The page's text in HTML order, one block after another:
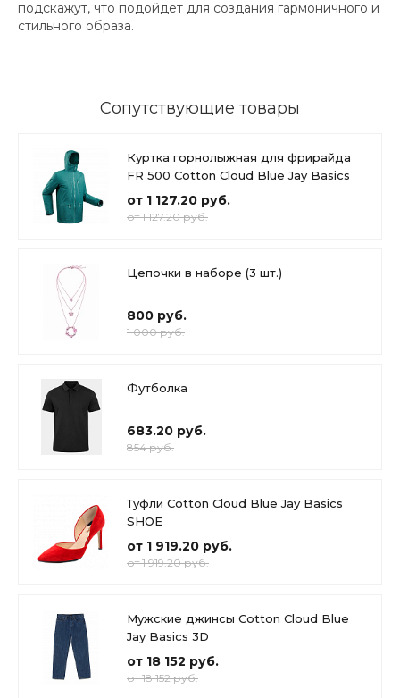
подскажут, что подойдет для создания гармоничного и
стильного образа.
Сопутствующие товары
Куртка горнолыжная для фрирайда
FR 500 Cotton Cloud Blue Jay Basics
от 1 127.20 руб.
от 1 127.20 руб.
Цепочки в наборе (3 шт.)
800 руб.
1 000 руб.
Футболка
683.20 руб.
854 руб.
Туфли Cotton Cloud Blue Jay Basics
SHOE
от 1 919.20 руб.
от 1 919.20 руб.
Мужские джинсы Cotton Cloud Blue
Jay Basics 3D
от 18 152 руб.
от 18 152 руб.